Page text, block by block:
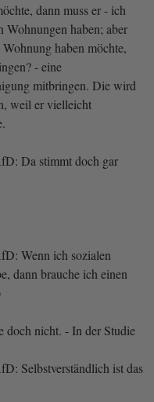
dann muss er - ich
Wohnungen haben; aber
haben möchte,
- eine
mitbringen. Die wird
weil er vielleicht
Da stimmt doch gar
Wenn ich sozialen
dann brauche ich einen
doch nicht. - In der Studie
Selbstverständlich ist das